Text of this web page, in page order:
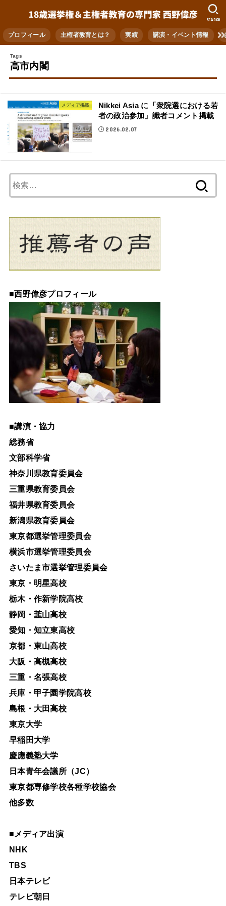
プロフィール 主権者教育とは？ 実績 講演・イベント情報
SEARCH
高市内閣
メディア掲載
Nikkei Asia に「衆院選における若
者の政治参加」識者コメント掲載
2026.02.07
索:
■西野偉彦プロフィール
■講演・協力
総務省
文部科学省
神奈川県教育委員会
三重県教育委員会
福井県教育委員会
新潟県教育委員会
東京都選挙管理委員会
横浜市選挙管理委員会
さいたま市選挙管理委員会
東京・明星高校
栃木・作新学院高校
静岡・韮山高校
愛知・知立東高校
京都・東山高校
大阪・高槻高校
三重・名張高校
兵庫・甲子園学院高校
島根・大田高校
東京大学
早稲田大学
慶應義塾大学
日本青年会議所（JC）
東京都専修学校各種学校協会
他多数
■ メディア出演
NHK
TBS
日本テレビ
テレビ朝日